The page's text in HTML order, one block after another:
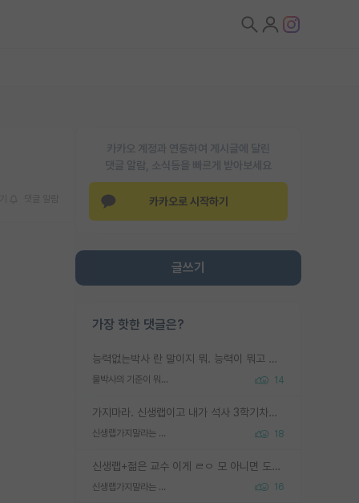
카카오 계정과 연동하여 게시글에 달린
댓글 알람, 소식등을 빠르게 받아보세요
카카오로 시작하기
글쓰기
가장 핫한 댓글은?
능력없는박사 란 말이지 뭐. 능력이 뭐고 능력이 있다는게 뭔지는 사람마다 기준이 다르니까 얘기해봐야 서로 자기 기준만 얘기해서 논쟁이 끝이 안나고. 주위에서 능력있고 야심있는 신입생이 교수가 유의미한 피드백을 아예 안주면서 제대로된 과제에 참여해볼 기회도 제공하지 않고 잡일 뺑뺑이만 돌려서 맨날 단순작업만 하면서 밤새다가 눈빛이 점점 죽어가는걸 본 사람은 물박사는 교수탓이라고 하고, 교수는 이것저것 알려도 주고 기회도 주고 사수 동기 붙여주면서 어떻게든 끌고가려고 하는데 본인이 매일 뺀질거리면서 출근 하는둥마는둥 하다가 기껏 와서도 폰이나 쳐다보다가 실험 망치고 저녁약속있어서 먼저 가볼게요~ 하는걸 본 사람은 물박사는 본인탓이라고 함.
물박사의 기준이 뭐임? 14
가지마라. 신생랩이고 내가 석사 3학기차인데 최고참인데 나도 아무것도 모르는데 교수가 후배들 왜 논문 교육 안시키냐. 논문 왜 안 써오냐 닦달한다
신생랩가지말라는 이유가 있었구나 18
신생랩+젊은 교수 이게 ㄹㅇ 모 아니면 도인듯.
신생랩가지말라는 이유가 있었구나 16